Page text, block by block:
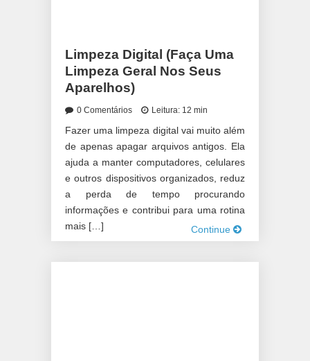
Limpeza Digital (Faça Uma
Limpeza Geral Nos Seus
Aparelhos)
0 Comentários Leitura: 12 min
Fazer uma limpeza digital vai muito além
de apenas apagar arquivos antigos. Ela
ajuda a manter computadores, celulares
e outros dispositivos organizados, reduz
a perda de tempo procurando
informações e contribui para uma rotina
mais […]
Continue